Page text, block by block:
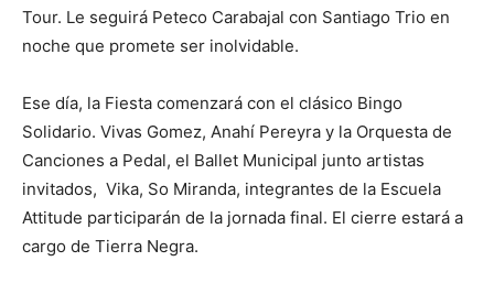
Tour. Le seguirá Peteco Carabajal con Santiago Trio en
noche que promete ser inolvidable.
Ese día, la Fiesta comenzará con el clásico Bingo
Solidario. Vivas Gomez, Anahí Pereyra y la Orquesta de
Canciones a Pedal, el Ballet Municipal junto artistas
invitados, Vika, So Miranda, integrantes de la Escuela
Attitude participarán de la jornada final. El cierre estará a
cargo de Tierra Negra.